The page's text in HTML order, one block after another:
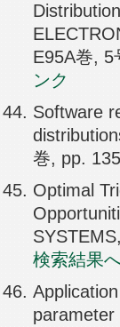
E95A巻, 5
ンク
Software
巻, pp.
Optimal
検索結果
parameter